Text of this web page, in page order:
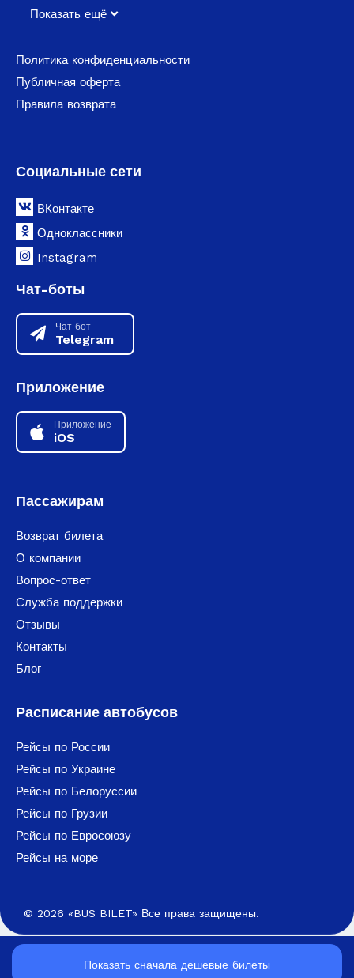
Показать ещё
Политика конфиденциальности
Публичная оферта
Правила возврата
Социальные сети
ВКонтакте
Одноклассники
Instagram
Чат-боты
Чат бот
Telegram
Приложение
Приложение
iOS
Пассажирам
Возврат билета
О компании
Вопрос-ответ
Служба поддержки
Отзывы
Контакты
Блог
Расписание автобусов
Рейсы по России
Рейсы по Украине
Рейсы по Белоруссии
Рейсы по Грузии
Рейсы по Евросоюзу
Рейсы на море
© 2026 «BUS BILET» Все права защищены.
Показать сначала дешевые билеты